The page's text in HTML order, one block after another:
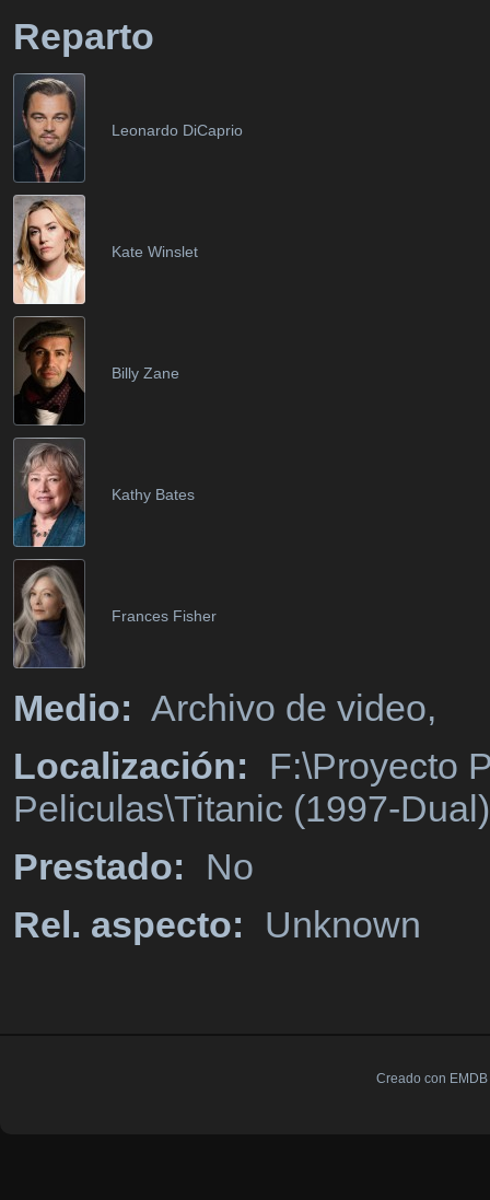
Reparto
Leonardo DiCaprio
Kate Winslet
Billy Zane
Kathy Bates
Frances Fisher
Medio: Archivo de video,
Localización:
F:\Proyecto
Peliculas\Titanic (1997-
Prestado:
No
Rel. aspecto:
Unknown
Creado con